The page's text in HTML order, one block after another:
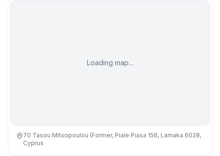
Loading map...
70 Tasou Mitsopoulou (Former, Piale Piasa 156, Larnaka 6028,
Cyprus